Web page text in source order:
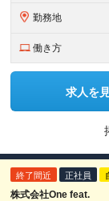
勤務地
働き方
求人を
終了間近 正社員
株式会社One feat.